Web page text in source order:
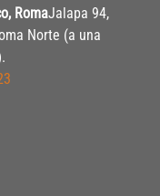
RomaJalapa 94,
Norte (a una